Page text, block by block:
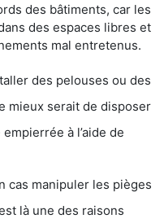
des bâtiments, car les
des espaces libres et
mal entretenus.
des pelouses ou des
mieux serait de disposer
à l’aide de
cas manipuler les pièges
là une des raisons